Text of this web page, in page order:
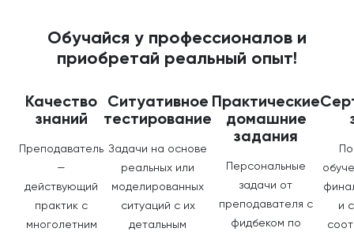
Обучайся у профессионалов и
приобретай реальный опыт!
Качество
знаний
Преподаватель
—
действующий
практик с
многолетним
Ситуативное
тестирование
Задачи на основе
реальных или
моделированных
ситуаций с их
детальным
Практические
домашние
задания
Персональные
задачи от
преподавателя с
фидбеком по
и